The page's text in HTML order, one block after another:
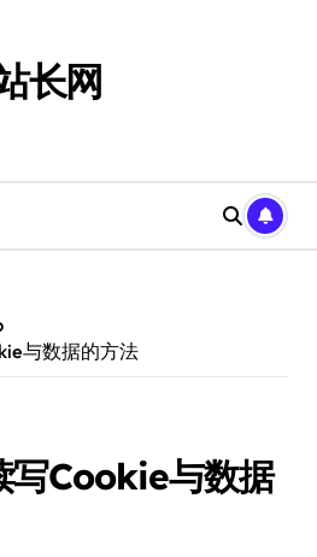
长网
与数据的方法
写Cookie与数据